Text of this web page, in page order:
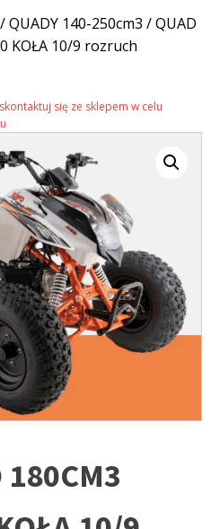
/QUADY 140-250cm3 / QUAD
KOŁA 10/9 rozruch
się ze sklepem w celu
180CM3